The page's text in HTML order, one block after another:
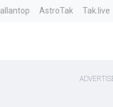
Lallantop AstroTak Tak.live